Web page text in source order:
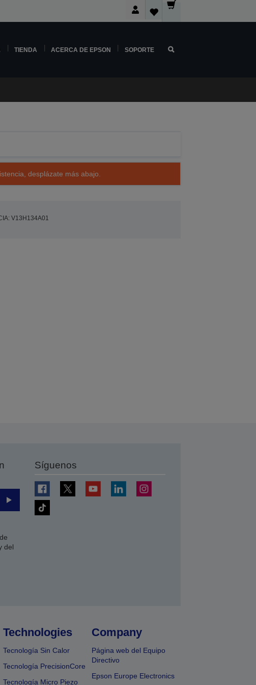
TIENDA ACERCA DE EPSON SOPORTE
desplázate más abajo.
V13H134A01
Enviar
del
Síguenos
Technologies
Tecnología Sin Calor
Tecnología PrecisionCore
Tecnología Micro Piezo
Company
Página web del Equipo
Directivo
Epson Europe Electronics